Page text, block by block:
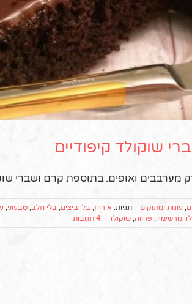
שוקולד קיפודיים
מערבבים ואופים. בתוספת קרם ושברי
עוגות ומתוקים | תגיות: אירוח בלי ביצים בלי חלב טבעוני
מרשימה פרווה שוקולד | 4 תגובות